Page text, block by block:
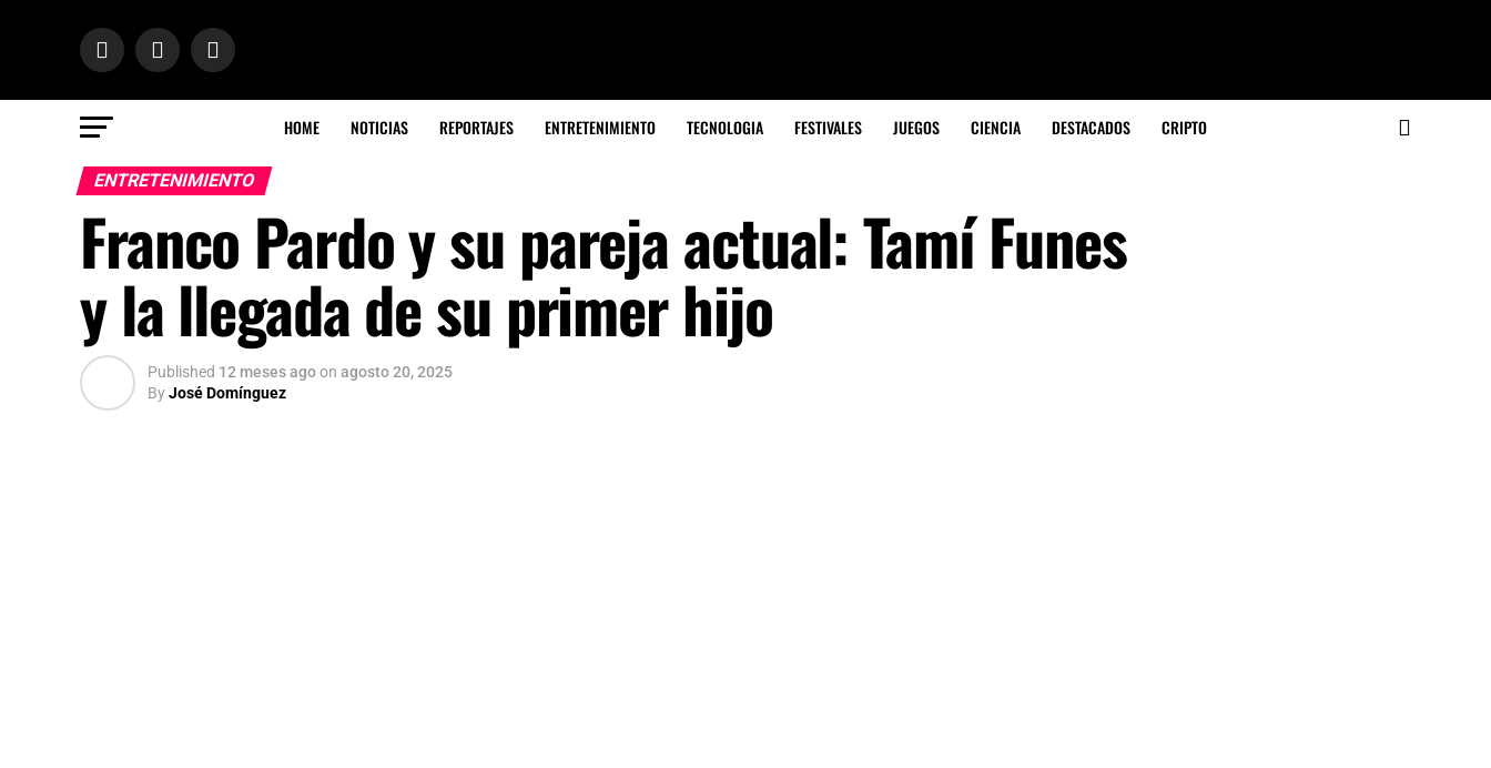
HOME NOTICIAS REPORTAJES ENTRETENIMIENTO TECNOLOGIA FESTIVALES JUEGOS CIENCIA DESTACADOS CRIPTO
ENTRETENIMIENTO
Franco Pardo y su pareja actual: Tamí Funes
y la llegada de su primer hijo
Published 12 meses agoon agosto 20, 2025
ByJosé Domínguez